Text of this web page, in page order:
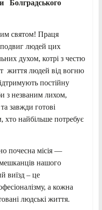
Болградського
святом! Праця
подвиг людей цих
духом, котрі з честю
життя людей від вогню
постійну
з незваним лихом,
та завжди готові
найбільше потребує
почесна місія —
нашого
виїзд – це
а кожна
людські життя.